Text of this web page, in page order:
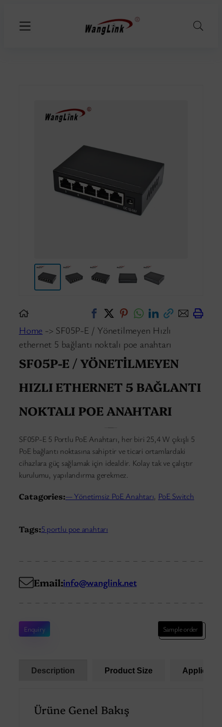
Home -> SF05P-E / Yönetilmeyen Hızlı
ethernet 5 bağlantı noktalı poe anahtarı
SF05P-E / YÖNETILMEYEN
HIZLI ETHERNET 5 BAĞLANTI
NOKTALI POE ANAHTARI
SF05P-E 5 Portlu PoE Anahtarı, her biri 25,4 W çıkışlı 5
PoE bağlantı noktasına sahiptir ve ticari ortamlardaki
cihazlara güç sağlamak için idealdir. Kolay tak ve çalıştır
kurulumu, yapılandırma gerekmez.
Catagories:— Yönetimsiz PoE Anahtarı, PoE Switch
Tags:5 portlu poe anahtarı
Email:info@wanglink.net
Enquiry Sample order
Description Product Size
Ürüne Genel Bakış